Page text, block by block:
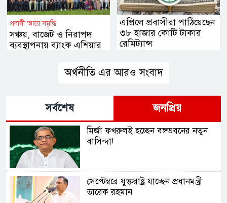
প্রবাসী আয়ে সমৃদ্ধি
সঞ্চয়, বাজেট ও নিরাপদ
ব্যবস্থাপনায় ব্যাংক এশিয়ার
এপ্রিলে প্রবাসীরা পাঠিয়েছেন
৩৮ হাজার কোটি টাকার
রেমিট্যান্স
অর্থনীতি এর আরও সংবাদ
সর্বশেষ জনপ্রিয়
মির্জা ফখরুলই হচ্ছেন বঙ্গভবনের নতুন
বাসিন্দা!
সেপ্টেম্বরে যুক্তরাষ্ট্র যাচ্ছেন প্রধানমন্ত্রী
তারেক রহমান